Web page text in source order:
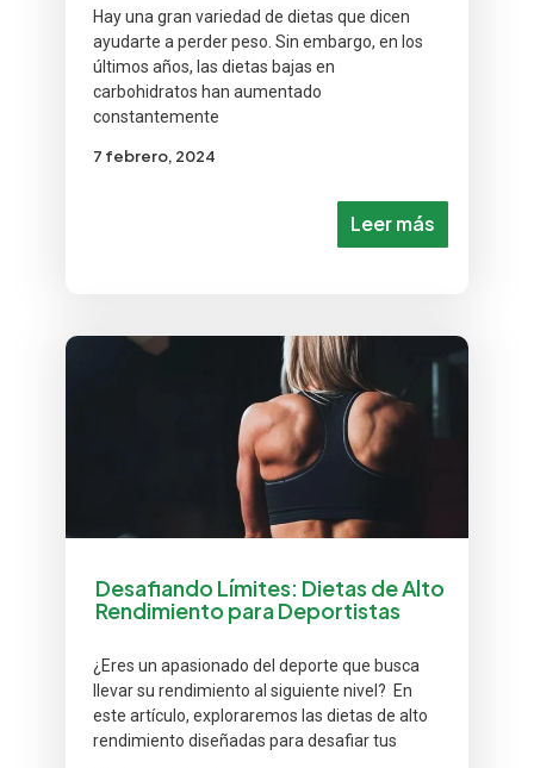
7 febrero, 2024
Hay una gran variedad de dietas que dicen
ayudarte a perder peso. Sin embargo, en los
últimos años, las dietas bajas en
carbohidratos han aumentado
constantemente
Leer más
Desafiando Límites: Dietas de Alto
Rendimiento para Deportistas
¿Eres un apasionado del deporte que busca
llevar su rendimiento al siguiente nivel? En
este artículo, exploraremos las dietas de alto
rendimiento diseñadas para desafiar tus